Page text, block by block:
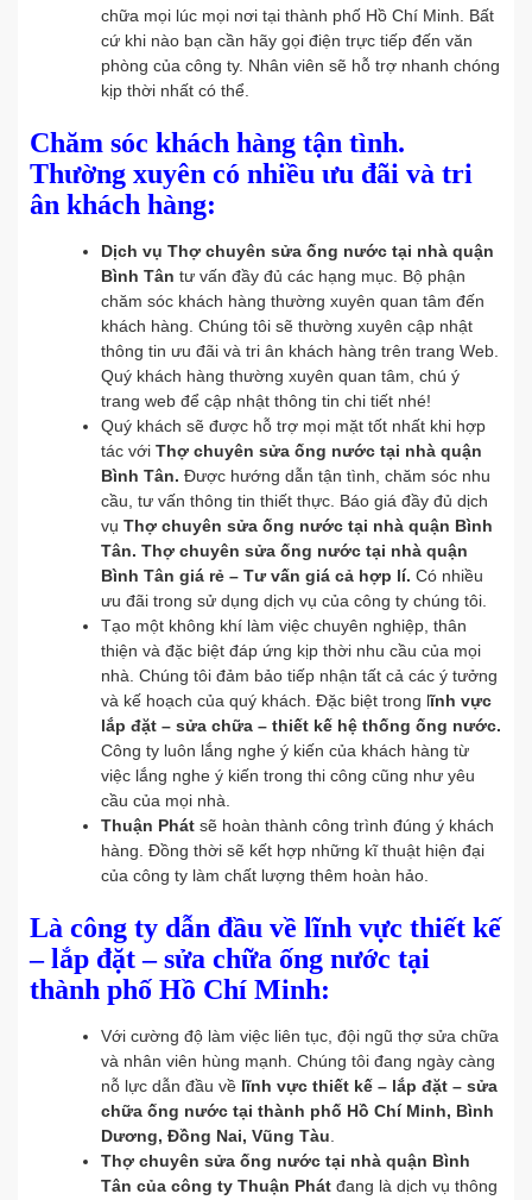
chữa mọi lúc mọi nơi tại thành phố Hồ Chí Minh. Bất
cứ khi nào bạn cần hãy gọi điện trực tiếp đến văn
phòng của công ty. Nhân viên sẽ hỗ trợ nhanh chóng
kịp thời nhất có thể.
Chăm sóc khách hàng tận tình.
Thường xuyên có nhiều ưu đãi và tri
ân khách hàng:
Dịch vụ Thợ chuyên sửa ống nước tại nhà quận
Bình Tân tư vấn đầy đủ các hạng mục. Bộ phận
chăm sóc khách hàng thường xuyên quan tâm đến
khách hàng. Chúng tôi sẽ thường xuyên cập nhật
thông tin ưu đãi và tri ân khách hàng trên trang Web.
Quý khách hàng thường xuyên quan tâm, chú ý
trang web để cập nhật thông tin chi tiết nhé!
Quý khách sẽ được hỗ trợ mọi mặt tốt nhất khi hợp
tác với Thợ chuyên sửa ống nước tại nhà quận
Bình Tân. Được hướng dẫn tận tình, chăm sóc nhu
cầu, tư vấn thông tin thiết thực. Báo giá đầy đủ dịch
vụ Thợ chuyên sửa ống nước tại nhà quận Bình
Tân. Thợ chuyên sửa ống nước tại nhà quận
Bình Tân giá rẻ – Tư vấn giá cả hợp lí. Có nhiều
ưu đãi trong sử dụng dịch vụ của công ty chúng tôi.
Tạo một không khí làm việc chuyên nghiệp, thân
thiện và đặc biệt đáp ứng kịp thời nhu cầu của mọi
nhà. Chúng tôi đảm bảo tiếp nhận tất cả các ý tưởng
và kế hoạch của quý khách. Đặc biệt trong lĩnh vực
lắp đặt – sửa chữa – thiết kế hệ thống ống nước.
Công ty luôn lắng nghe ý kiến của khách hàng từ
việc lắng nghe ý kiến trong thi công cũng như yêu
cầu của mọi nhà.
Thuận Phát sẽ hoàn thành công trình đúng ý khách
hàng. Đồng thời sẽ kết hợp những kĩ thuật hiện đại
của công ty làm chất lượng thêm hoàn hảo.
Là công ty dẫn đầu về lĩnh vực thiết kế
– lắp đặt – sửa chữa ống nước tại
thành phố Hồ Chí Minh:
Với cường độ làm việc liên tục, đội ngũ thợ sửa chữa
và nhân viên hùng mạnh. Chúng tôi đang ngày càng
nỗ lực dẫn đầu về lĩnh vực thiết kế – lắp đặt – sửa
chữa ống nước tại thành phố Hồ Chí Minh, Bình
Dương, Đồng Nai, Vũng Tàu
Thợ chuyên sửa ống nước tại nhà quận Bình
Tân của công ty Thuận Phát đang là dịch vụ thông